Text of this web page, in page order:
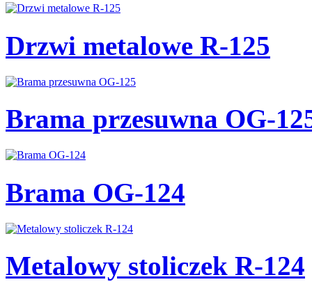
Drzwi metalowe R-125
Brama przesuwna OG-
Brama OG-124
Metalowy stoliczek R-124